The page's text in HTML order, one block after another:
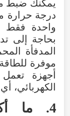
يمكنك ضبط
درجة حرارة
بحاجة إلى
المدفأة
الكهربائي،
4. ما